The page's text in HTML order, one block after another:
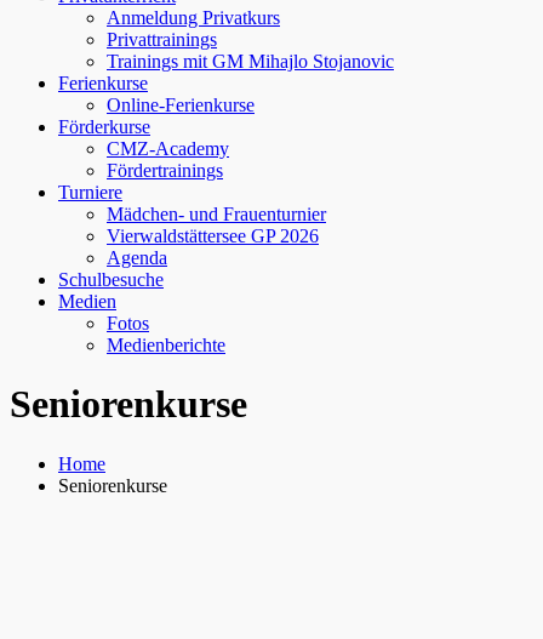
Anmeldung Privatkurs
Privattrainings
Trainings mit GM Mihajlo Stojanovic
Ferienkurse
Online-Ferienkurse
Förderkurse
CMZ-Academy
Fördertrainings
Turniere
Mädchen- und Frauenturnier
Vierwaldstättersee GP 2026
Agenda
Schulbesuche
Medien
Fotos
Medienberichte
Seniorenkurse
Home
Seniorenkurse